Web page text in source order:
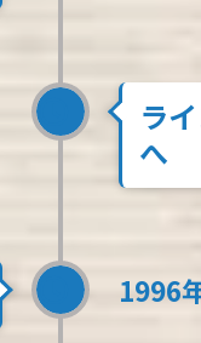
ラ
へ
1996